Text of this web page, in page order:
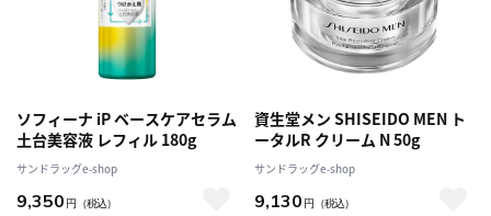
ソフィーナ iP ベースケアセラム
土台美容液 レフィル 180g
サンドラッグe-shop
9,350 円 （税込）
資生堂メン SHISEIDO MEN ト
ータルR クリーム N 50g
サンドラッグe-shop
9,130 円 （税込）